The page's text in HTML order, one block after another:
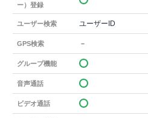
ー）登録
ユーザー検索 ユーザーID
GPS検索 －
グループ機能
音声通話
ビデオ通話